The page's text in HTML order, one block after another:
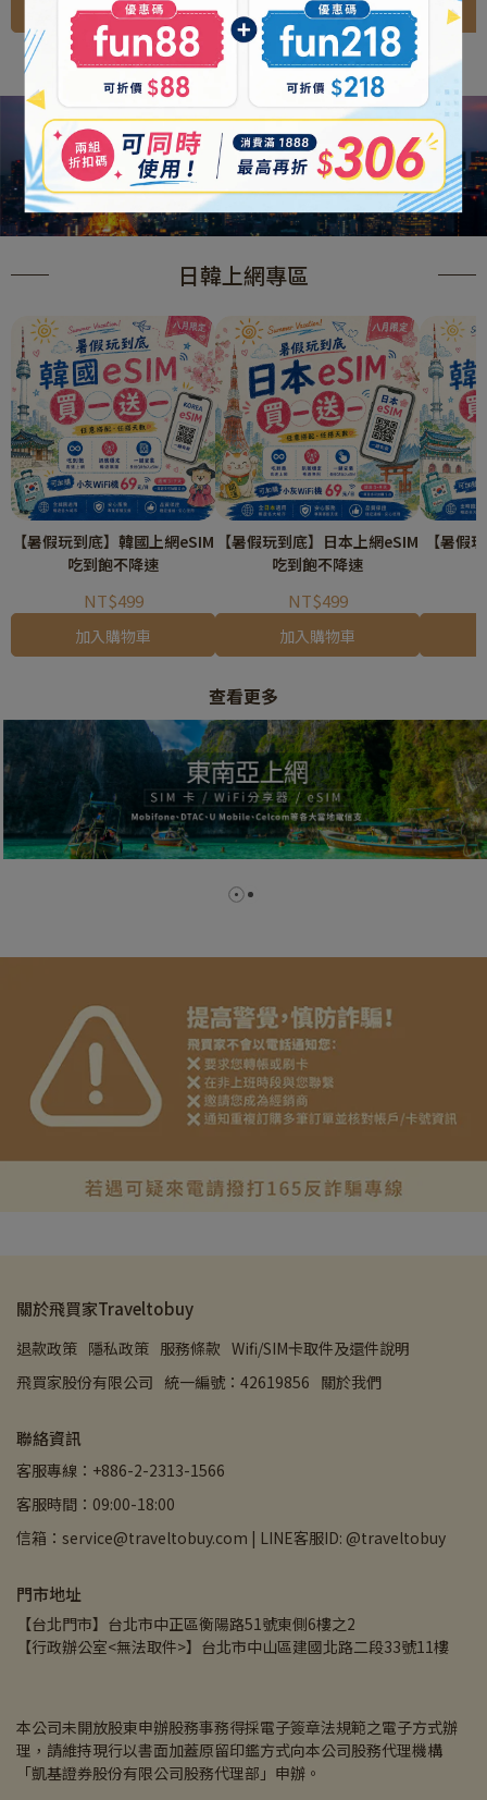
加入購物車 加入購物車
查看更多
日韓上網專區
【暑假玩到底】韓國上網eSIM
吃到飽不降速
NT$499
加入購物車
【暑假玩到底】日本上網eSIM
吃到飽不降速
NT$499
加入購物車
【暑假
查看更多
關於飛買家Traveltobuy
退款政策 隱私政策 服務條款 Wifi/SIM卡取件及還件說明
飛買家股份有限公司 統一編號：42619856 關於我們
聯絡資訊
客服專線：+886-2-2313-1566
客服時間：09:00-18:00
信箱：service@traveltobuy.com | LINE客服ID: @traveltobuy
門市地址
【台北門市】台北市中正區衡陽路51號東側6樓之2
【行政辦公室<無法取件>】台北市中山區建國北路二段33號11樓
本公司未開放股東申辦股務事務得採電子簽章法規範之電子方式辦
理，請維持現行以書面加蓋原留印鑑方式向本公司股務代理機構
「凱基證券股份有限公司股務代理部」申辦。